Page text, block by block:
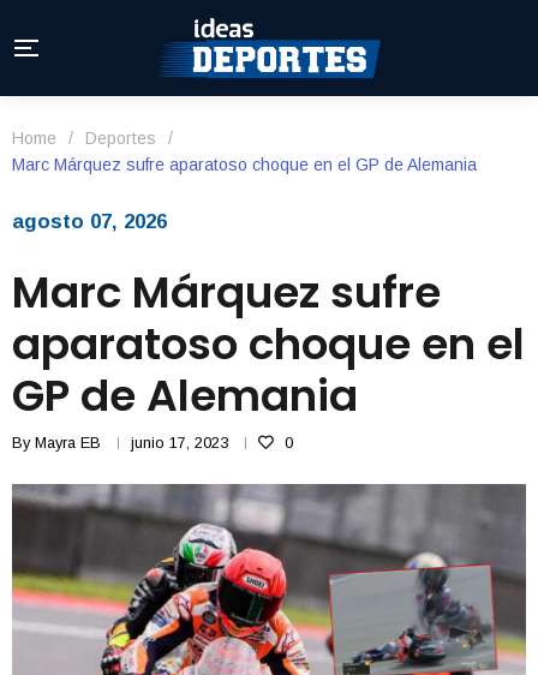
Home / Deportes
/
Marc Márquez sufre aparatoso choque en el GP de Alemania
agosto 07, 2026
Marc Márquez sufre
aparatoso choque en el
GP de Alemania
By Mayra EB junio 17, 2023 0